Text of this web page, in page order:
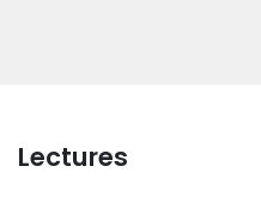
Lectures